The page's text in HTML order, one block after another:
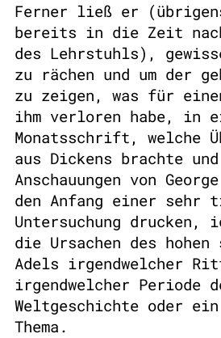
Ferner ließ er
bereits in die Zeit
des Lehrstuhls),
zu rächen und um der
zu zeigen, was für
ihm verloren habe, in
Monatsschrift, welche
aus Dickens brachte
Anschauungen von
den Anfang einer sehr
Untersuchung drucken,
die Ursachen des
Adels irgendwelcher
irgendwelcher Periode
Weltgeschichte oder
Thema.